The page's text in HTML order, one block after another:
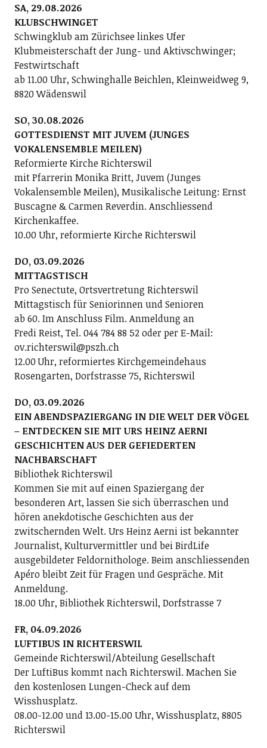
SA, 29.08.2026
KLUBSCHWINGET
Schwingklub am Zürichsee linkes Ufer
Klubmeisterschaft der Jung- und Aktivschwinger;
Festwirtschaft
ab 11.00 Uhr, Schwinghalle Beichlen, Kleinweidweg 9,
8820 Wädenswil
SO, 30.08.2026
GOTTESDIENST MIT JUVEM (JUNGES
VOKALENSEMBLE MEILEN)
Reformierte Kirche Richterswil
mit Pfarrerin Monika Britt, Juvem (Junges
Vokalensemble Meilen), Musikalische Leitung: Ernst
Buscagne & Carmen Reverdin. Anschliessend
Kirchenkaffee.
10.00 Uhr, reformierte Kirche Richterswil
DO, 03.09.2026
MITTAGSTISCH
Pro Senectute, Ortsvertretung Richterswil
Mittagstisch für Seniorinnen und Senioren
ab 60. Im Anschluss Film. Anmeldung an
Fredi Reist, Tel. 044 784 88 52 oder per E-Mail:
ov.richterswil@pszh.ch
12.00 Uhr, reformiertes Kirchgemeindehaus
Rosengarten, Dorfstrasse 75, Richterswil
DO, 03.09.2026
EIN ABENDSPAZIERGANG IN DIE WELT DER VÖGEL
– ENTDECKEN SIE MIT URS HEINZ AERNI
GESCHICHTEN AUS DER GEFIEDERTEN
NACHBARSCHAFT
Bibliothek Richterswil
Kommen Sie mit auf einen Spaziergang der
besonderen Art, lassen Sie sich überraschen und
hören anekdotische Geschichten aus der
zwitschernden Welt. Urs Heinz Aerni ist bekannter
Journalist, Kulturvermittler und bei BirdLife
ausgebildeter Feldornithologe. Beim anschliessenden
Apéro bleibt Zeit für Fragen und Gespräche. Mit
Anmeldung.
18.00 Uhr, Bibliothek Richterswil, Dorfstrasse 7
FR, 04.09.2026
LUFTIBUS IN RICHTERSWIL
Gemeinde Richterswil/Abteilung Gesellschaft
Der LuftiBus kommt nach Richterswil. Machen Sie
den kostenlosen Lungen-Check auf dem
Wisshusplatz.
08.00-12.00 und 13.00-15.00 Uhr, Wisshusplatz, 8805
Richterswil